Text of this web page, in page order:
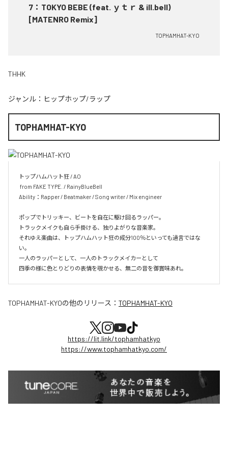
7 ： TOKYO BEBE (feat. ｙｔｒ & ill.bell)
[MATENRO Remix]
TOPHAMHAT-KYO
THHK
ジャンル： ヒップホップ/ラップ
TOPHAMHAT-KYO
トップハムハット狂 / AO
Ability：Rapper / Beatmaker / Song writer / Mix engineer
ポップでトリッキー、ビートを自在に駆け回るラッパー。
トラックメイクも自ら手掛ける、独りよがりな音楽家。
それゆえ楽曲は、トップハムハット狂の成分100％といっても過言ではな
い。
一人のラッパーとして、一人のトラックメイカーとして
四季の様に色とりどりの表情を覗かせる、無二の音を御賞味あれ。
TOPHAMHAT-KYOの他のリリース： TOPHAMHAT-KYO
https://lit.link/tophamhatkyo
https://www.tophamhatkyo.com/